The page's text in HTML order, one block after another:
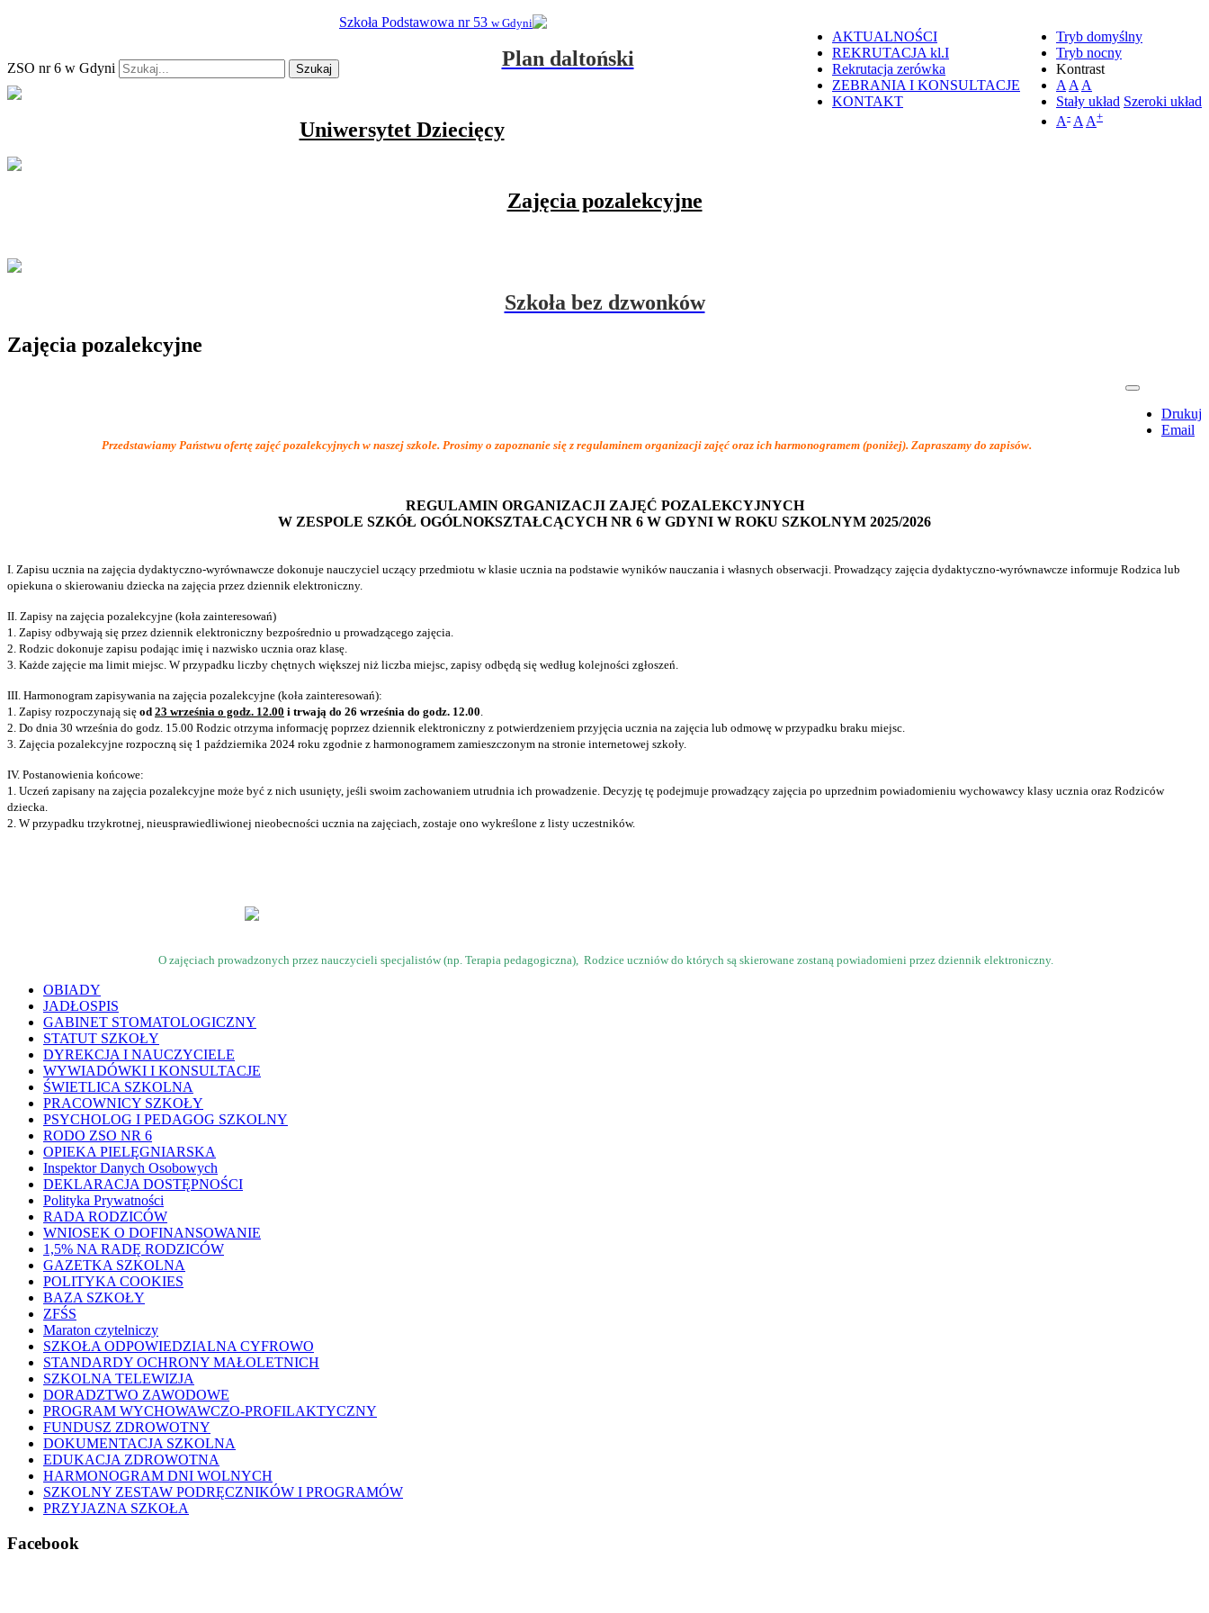
ZSO nr 6 w Gdyni Szukaj
Tryb domyślny
Tryb nocny
Kontrast
A A A
Stały układ Szeroki układ
A- A A+
Szkoła Podstawowa nr 53 w Gdyni
AKTUALNOŚCI
REKRUTACJA kl.I
Rekrutacja zerówka
ZEBRANIA I KONSULTACJE
KONTAKT
Plan daltoński
Uniwersytet Dziecięcy
Zajęcia pozalekcyjne
Szkoła bez dzwonków
Zajęcia pozalekcyjne
Drukuj
Email
Przedstawiamy Państwu ofertę zajęć pozalekcyjnych w naszej szkole. Prosimy o zapoznanie się z regulaminem organizacji zajęć oraz ich harmonogramem (poniżej). Zapraszamy do zapisów.
REGULAMIN ORGANIZACJI ZAJĘĆ POZALEKCYJNYCH
W ZESPOLE SZKÓŁ OGÓLNOKSZTAŁCĄCYCH NR 6 W GDYNI W ROKU SZKOLNYM 2025/2026
I. Zapisu ucznia na zajęcia dydaktyczno-wyrównawcze dokonuje nauczyciel uczący przedmiotu w klasie ucznia na podstawie wyników nauczania i własnych obserwacji. Prowadzący zajęcia dydaktyczno-wyrównawcze informuje Rodzica lub
opiekuna o skierowaniu dziecka na zajęcia przez dziennik elektroniczny.
II. Zapisy na zajęcia pozalekcyjne (koła zainteresowań)
1. Zapisy odbywają się przez dziennik elektroniczny bezpośrednio u prowadzącego zajęcia.
2. Rodzic dokonuje zapisu podając imię i nazwisko ucznia oraz klasę.
3. Każde zajęcie ma limit miejsc. W przypadku liczby chętnych większej niż liczba miejsc, zapisy odbędą się według kolejności zgłoszeń.
III. Harmonogram zapisywania na zajęcia pozalekcyjne (koła zainteresowań):
1. Zapisy rozpoczynają się od 23 września o godz. 12.00 i trwają do 26 września do godz. 12.00
2. Do dnia 30 września do godz. 15.00 Rodzic otrzyma informację poprzez dziennik elektroniczny z potwierdzeniem przyjęcia ucznia na zajęcia lub odmowę w przypadku braku miejsc.
3. Zajęcia pozalekcyjne rozpoczną się 1 października 2024 roku zgodnie z harmonogramem zamieszczonym na stronie internetowej szkoły.
IV. Postanowienia końcowe:
1. Uczeń zapisany na zajęcia pozalekcyjne może być z nich usunięty, jeśli swoim zachowaniem utrudnia ich prowadzenie. Decyzję tę podejmuje prowadzący zajęcia po uprzednim powiadomieniu wychowawcy klasy ucznia oraz Rodziców
dziecka.
2. W przypadku trzykrotnej, nieusprawiedliwionej nieobecności ucznia na zajęciach, zostaje ono wykreślone z listy uczestników.
O zajęciach prowadzonych przez nauczycieli specjalistów (np. Terapia pedagogiczna), Rodzice uczniów do których są skierowane zostaną powiadomieni przez dziennik elektroniczny.
OBIADY
JADŁOSPIS
GABINET STOMATOLOGICZNY
STATUT SZKOŁY
DYREKCJA I NAUCZYCIELE
WYWIADÓWKI I KONSULTACJE
ŚWIETLICA SZKOLNA
PRACOWNICY SZKOŁY
PSYCHOLOG I PEDAGOG SZKOLNY
RODO ZSO NR 6
OPIEKA PIELĘGNIARSKA
Inspektor Danych Osobowych
DEKLARACJA DOSTĘPNOŚCI
Polityka Prywatności
RADA RODZICÓW
WNIOSEK O DOFINANSOWANIE
1,5% NA RADĘ RODZICÓW
GAZETKA SZKOLNA
POLITYKA COOKIES
BAZA SZKOŁY
ZFŚS
Maraton czytelniczy
SZKOŁA ODPOWIEDZIALNA CYFROWO
STANDARDY OCHRONY MAŁOLETNICH
SZKOLNA TELEWIZJA
DORADZTWO ZAWODOWE
PROGRAM WYCHOWAWCZO-PROFILAKTYCZNY
FUNDUSZ ZDROWOTNY
DOKUMENTACJA SZKOLNA
EDUKACJA ZDROWOTNA
HARMONOGRAM DNI WOLNYCH
SZKOLNY ZESTAW PODRĘCZNIKÓW I PROGRAMÓW
PRZYJAZNA SZKOŁA
Facebook